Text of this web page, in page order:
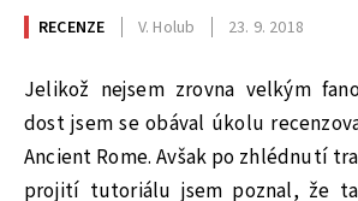
RECENZE V. Holub 23. 9. 2018
Jelikož nejsem zrovna velkým
dost jsem se obával úkolu
Ancient Rome. Avšak po zhlédnutí
projití tutoriálu jsem poznal, že